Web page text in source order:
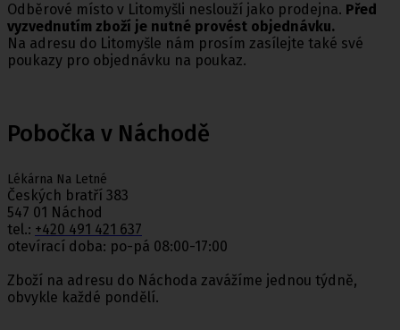
Odběrové místo v Litomyšli neslouží jako prodejna. Před
vyzvednutím zboží je nutné provést objednávku.
Na adresu do Litomyšle nám prosím zasílejte také své
poukazy pro objednávku na poukaz.
Pobočka v Náchodě
Lékárna Na Letné
Českých bratří 383
547 01 Náchod
tel.: +420 491 421 637
otevírací doba: po-pá 08:00-17:00
Zboží na adresu do Náchoda zavážíme jednou týdně,
obvykle každé pondělí.